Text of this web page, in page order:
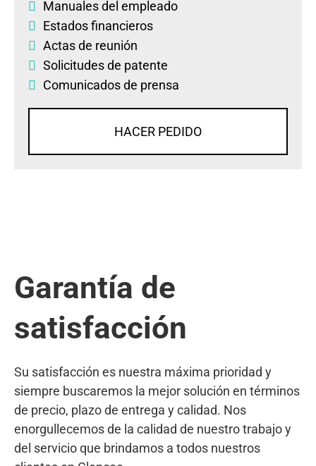
Manuales del empleado
Estados financieros
Actas de reunión
Solicitudes de patente
Comunicados de prensa
HACER PEDIDO
Garantía de
satisfacción
Su satisfacción es nuestra máxima prioridad y
siempre buscaremos la mejor solución en términos
de precio, plazo de entrega y calidad. Nos
enorgullecemos de la calidad de nuestro trabajo y
del servicio que brindamos a todos nuestros